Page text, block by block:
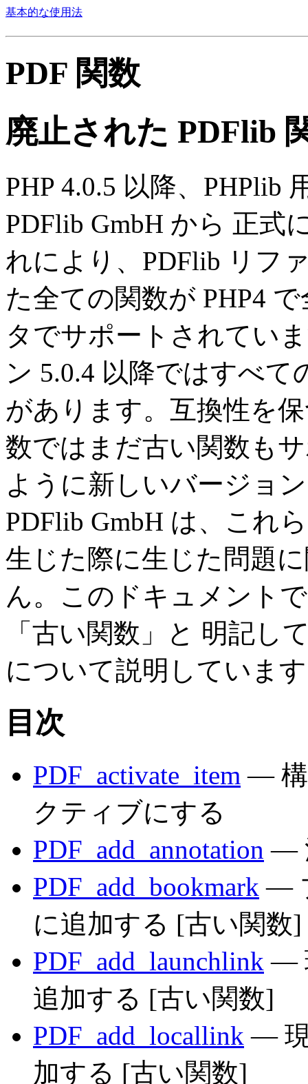
基本的な使用法
PDF 関数
廃止された PDFlib
PHP 4.0.5 以降、PHPlib
PDFlib GmbH から 正式
れにより、PDFlib リフ
た全ての関数が PHP4
タでサポートされてい
ン 5.0.4 以降ではすべ
があります。互換性を
数ではまだ古い関数も
ように新しいバージョ
PDFlib GmbH は、これ
生じた際に生じた問題
ん。このドキュメント
「古い関数」と 明記し
について説明していま
目次
PDF_activate_item — 構
クティブにする
PDF_add_annotation —
PDF_add_bookmark —
に追加する [古い関数]
PDF_add_launchlink —
追加する [古い関数]
PDF_add_locallink —
加する [古い関数]